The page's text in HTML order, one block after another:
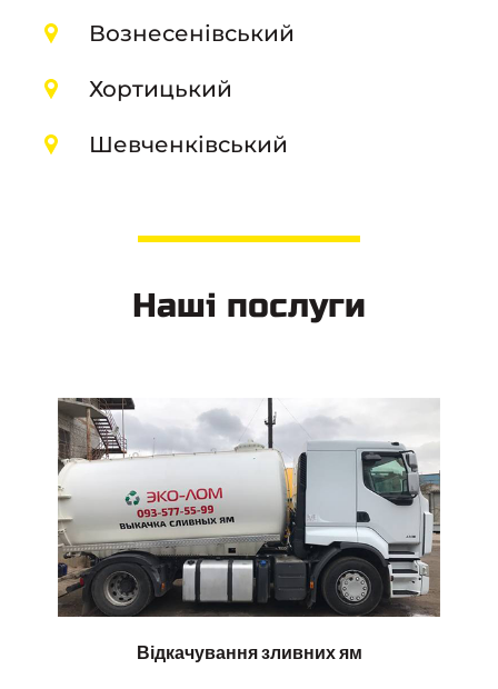
Вознесенівський
Хортицький
Шевченківський
Наші послуги
Відкачування зливних ям